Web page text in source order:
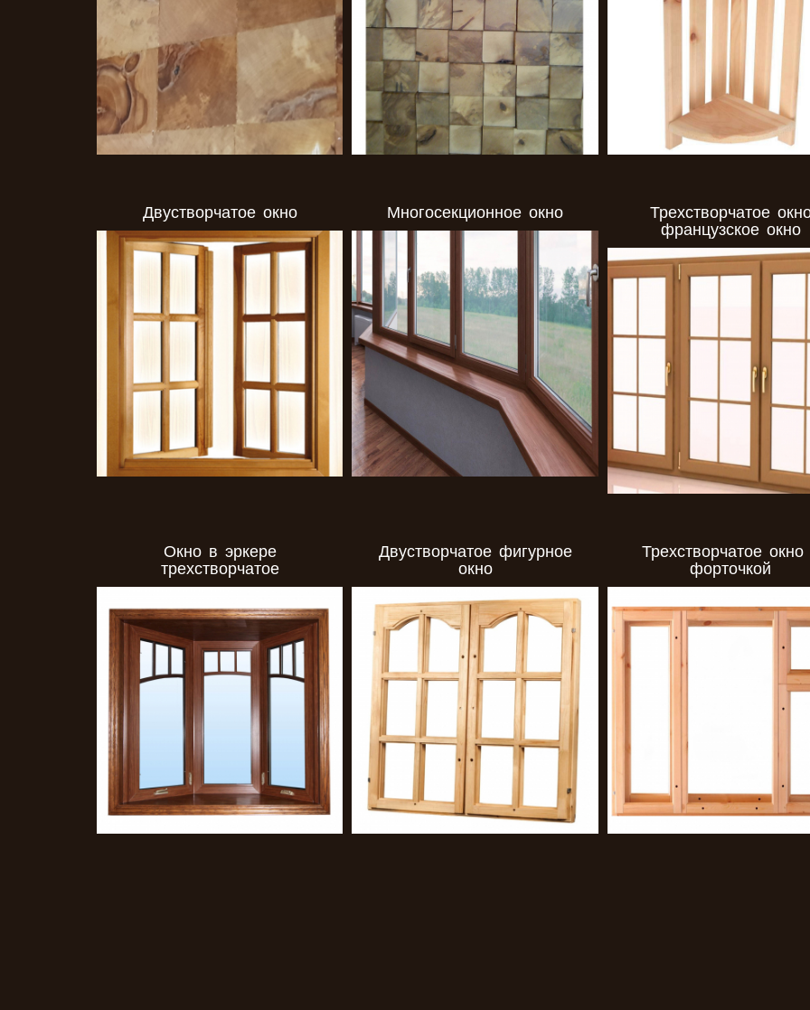
Двустворчатое окно Многосекционное окно
Трехстворчатое
французское окно
Окно в эркере
трехстворчатое
Двустворчатое фигурное
окно
Трехстворчатое окно
форточкой